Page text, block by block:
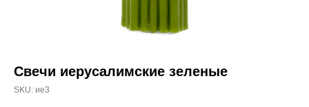
Свечи иерусалимские зеленые
SKU: ие3